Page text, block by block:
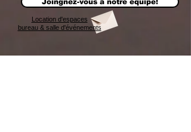
Joingnez-vous à notre équipe!
Location d'espaces
bureau & salle d'événements